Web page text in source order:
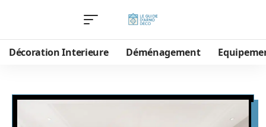
Décoration Interieure Déménagement